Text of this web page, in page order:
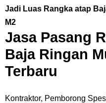
Jadi Luas Rangka atap
M2
Jasa Pasang
Baja Ringan
Terbaru
Kontraktor, Pemborong